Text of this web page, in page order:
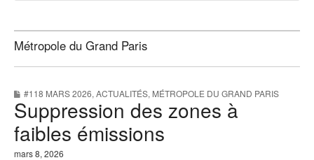
Métropole du Grand Paris
#118 MARS 2026, ACTUALITÉS, MÉTROPOLE DU GRAND PARIS
Suppression des zones à
faibles émissions
mars 8, 2026